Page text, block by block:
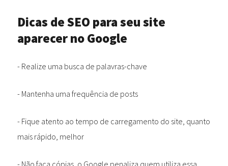
Dicas de SEO para seu site
aparecer no Google
- Realize uma busca de palavras-chave
- Mantenha uma frequência de posts
- Fique atento ao tempo de carregamento do site, quanto
mais rápido, melhor